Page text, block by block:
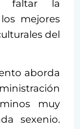
faltar la
mejores
del
aborda
muy
sexenio.